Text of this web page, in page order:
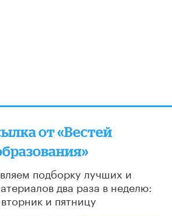
от «Вестей
подборку лучших и
два раза в неделю:
и пятницу